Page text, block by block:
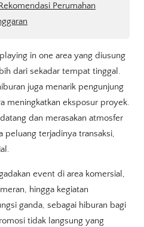
Perumahan
in one area yang diusung
dari sekadar tempat tinggal.
juga menarik pengunjung
meningkatkan eksposur proyek.
dan merasakan atmosfer
peluang terjadinya transaksi,
event di area komersial,
hingga kegiatan
ganda, sebagai hiburan bagi
tidak langsung yang